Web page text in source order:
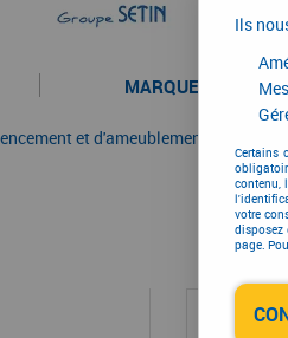
MARQUES
et d'ameublement
Ils
Certains
contenu,
votre
disposez
page.